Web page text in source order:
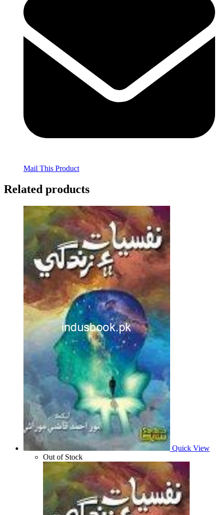
Mail This Product
Related products
Quick View
Out of Stock